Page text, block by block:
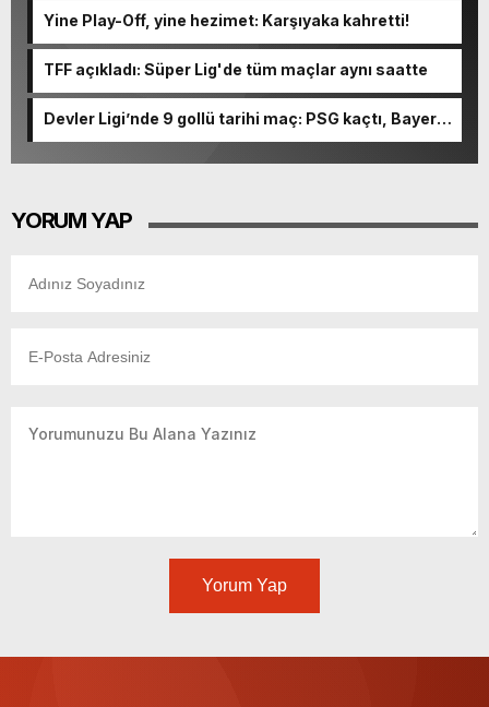
Yine Play-Off, yine hezimet: Karşıyaka kahretti!
TFF açıkladı: Süper Lig'de tüm maçlar aynı saatte
Devler Ligi’nde 9 gollü tarihi maç: PSG kaçtı, Bayern
YORUM YAP
Yorum Yap